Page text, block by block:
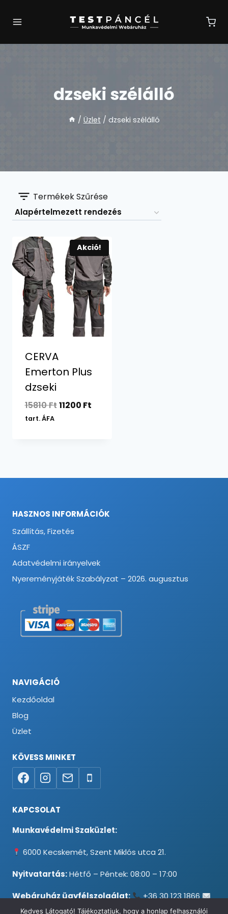
dzseki szélálló
/ Üzlet / dzseki szélálló
Termékek Szűrése
Akció!
CERVA
Emerton Plus
dzseki
15810FtOriginal
11200 FtCurrent
tart. ÁFA
HASZNOS INFORMÁCIÓK
Szállítás, Fizetés
ÁSZF
Adatvédelmi irányelvek
Nyereményjáték Szabályzat – 2026. augusztus
NAVIGÁCIÓ
Kezdőoldal
Blog
Üzlet
KÖVESS MINKET
KAPCSOLAT
Munkavédelmi Szaküzlet:
6000 Kecskemét, Szent Miklós utca 21.
Nyitvatartás:Hétfő – Péntek: 08:00 – 17:00
Webáruház ügyfélszolgálat:
+36 30 123 1866
info@testpancel.hu
Kedves Látogató! Tájékoztatjuk, hogy a honlap felhasználói